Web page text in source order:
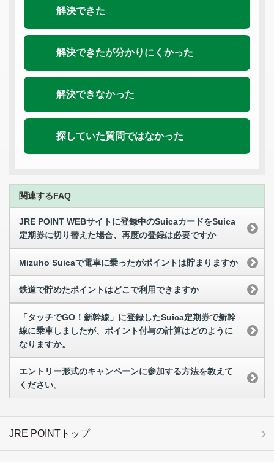
解決できた
解決できたが分かりにくかった
解決できなかった
探していた質問ではなかった
関連するFAQ
JRE POINT WEBサイトに登録中のSuicaカードをSuica
定期券に切り替えた場合、再度の登録は必要ですか
Mizuho Suicaで電車に乗ったがポイントは貯まりますか
鉄道で貯めたポイントはどこで利用できますか
「タッチでGO！新幹線」に登録したSuica定期券で新幹
線に乗車しましたが、ポイント付与の計算はどのように
なりますか。
エントリー形式のキャンペーンに参加する方法を教えて
ください。
JRE POINTトップ